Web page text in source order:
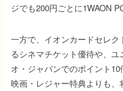
ジでも200円ごとに1WAON
一方で、イオンカードセレ
るシネマチケット優待や、
オ・ジャパンでのポイント10
映画・レジャー特典よりも